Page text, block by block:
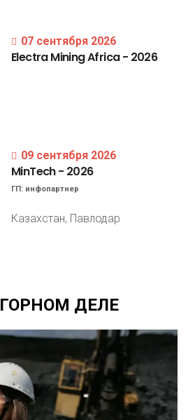
07 сентября 2026
ElectraMiningAfrica- 2026
09 сентября 2026
MinTech- 2026
ГП: инфопартнер
Казахстан, Павлодар
ГОРНОМ ДЕЛЕ